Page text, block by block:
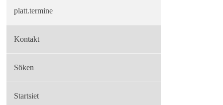
platt.termine
Kontakt
Söken
Startsiet